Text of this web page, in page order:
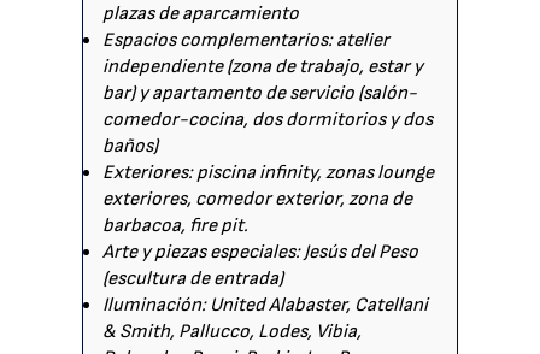
plazas de aparcamiento
Espacios complementarios: atelier
independiente (zona de trabajo, estar y
bar) y apartamento de servicio (salón-
comedor-cocina, dos dormitorios y dos
baños)
Exteriores: piscina infinity, zonas lounge
exteriores, comedor exterior, zona de
barbacoa, fire pit.
Arte y piezas especiales: Jesús del Peso
(escultura de entrada)
Iluminación: United Alabaster, Catellani
& Smith, Pallucco, Lodes, Vibia,